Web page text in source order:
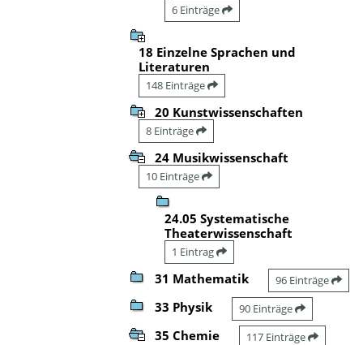
6 Einträge
18 Einzelne Sprachen und
Literaturen
148 Einträge
20 Kunstwissenschaften
8 Einträge
24 Musikwissenschaft
10 Einträge
24.05 Systematische
Theaterwissenschaft
1 Eintrag
31 Mathematik 96 Einträge
33 Physik 90 Einträge
35 Chemie 117 Einträge